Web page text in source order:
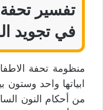
تفسير تحفة
في تجويد
منظومة تحفة
ابياتها واحد
من أحكام النون